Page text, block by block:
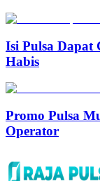
Isi Pulsa Dapat
Habis
Promo Pulsa
Operator